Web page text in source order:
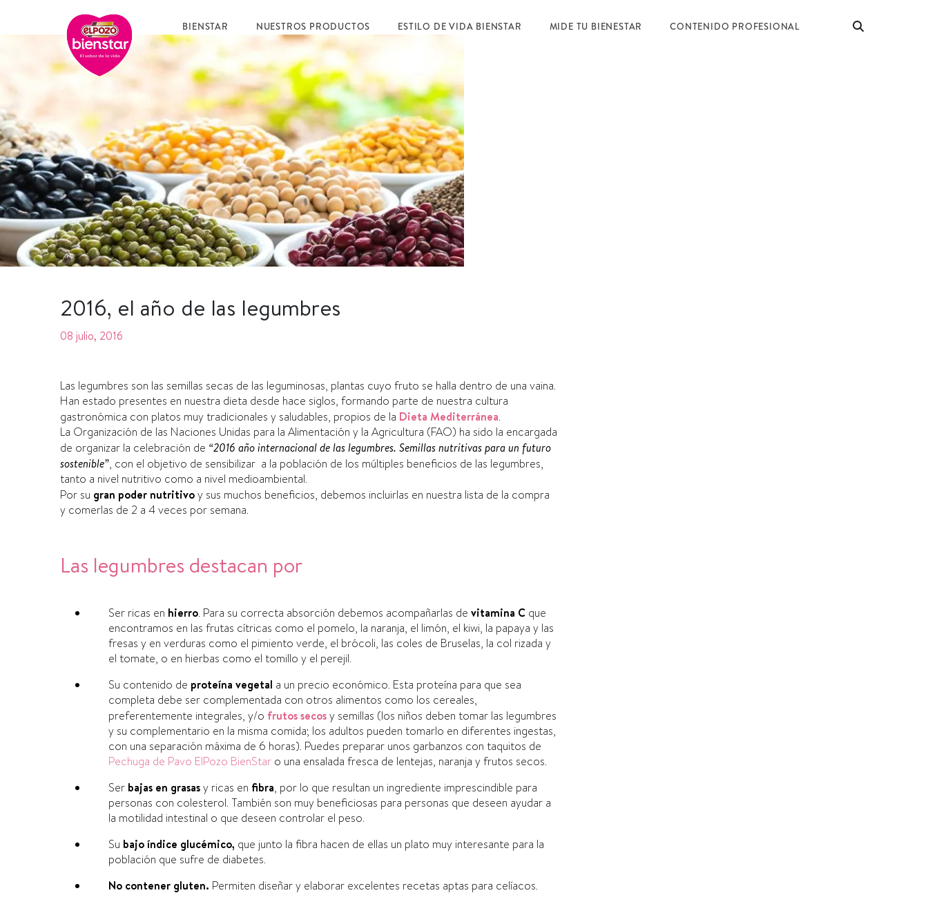
BIENSTAR NUESTROS PRODUCTOS ESTILO DE VIDA BIENSTAR MIDE TU BIENESTAR CONTENIDO PROFESIONAL
2016, el año de las legumbres
08 julio, 2016
Las legumbres son las semillas secas de las leguminosas, plantas cuyo fruto se halla dentro de una vaina.
Han estado presentes en nuestra dieta desde hace siglos, formando parte de nuestra cultura
gastronómica con platos muy tradicionales y saludables, propios de la Dieta Mediterránea.
La Organización de las Naciones Unidas para la Alimentación y la Agricultura (FAO) ha sido la encargada
de organizar la celebración de “2016 año internacional de las legumbres. Semillas nutritivas para un futuro
sostenible”, con el objetivo de sensibilizar a la población de los múltiples beneficios de las legumbres,
tanto a nivel nutritivo como a nivel medioambiental.
Por su gran poder nutritivoy sus muchos beneficios, debemos incluirlas en nuestra lista de la compra
y comerlas de 2 a 4 veces por semana.
Las legumbres destacan por
Ser ricas en hierro. Para su correcta absorción debemos acompañarlas de vitamina C que
encontramos en las frutas cí­tricas como el pomelo, la naranja, el limón, el kiwi, la papaya y las
fresas y en verduras como el pimiento verde, el brócoli, las coles de Bruselas, la col rizada y
el tomate, o en hierbas como el tomillo y el perejil.
Su contenido de proteí­na vegetal a un precio económico. Esta proteí­na para que sea
completa debe ser complementada con otros alimentos como los cereales,
preferentemente integrales, y/o frutos secosy semillas (los niños deben tomar las legumbres
y su complementario en la misma comida; los adultos pueden tomarlo en diferentes ingestas,
con una separación máxima de 6 horas). Puedes preparar unos garbanzos con taquitos de
Pechuga de Pavo ElPozo BienStar o una ensalada fresca de lentejas, naranja y frutos secos.
Ser bajas en grasasy ricas en fibra, por lo que resultan un ingrediente imprescindible para
personas con colesterol. También son muy beneficiosas para personas que deseen ayudar a
la motilidad intestinal o que deseen controlar el peso.
Su bajo í­ndice glucémico, que junto la fibra hacen de ellas un plato muy interesante para la
población que sufre de diabetes.
No contener gluten. Permiten diseñar y elaborar excelentes recetas aptas para celí­acos.